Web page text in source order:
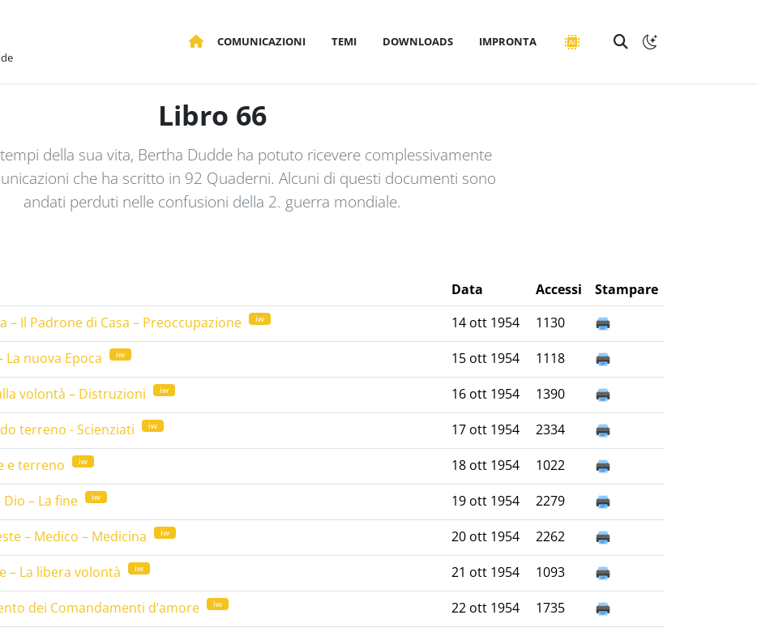
COMUNICAZIONI TEMI DOWNLOADS IMPRONTA
Libro 66
della sua vita, Bertha Dudde ha potuto ricevere complessivamente
che ha scritto in 92 Quaderni. Alcuni di questi documenti sono
andati perduti nelle confusioni della 2. guerra mondiale.
Data Accessi
Stampare
– Il Padrone di Casa – Preoccupazione iw 14 ott 1954
1130
nuova Epoca iw 15 ott 1954
1118
volontà – Distruzioni iw 16 ott 1954
1390
terreno - Scienziati iw 17 ott 1954
2334
e terreno iw 18 ott 1954
1022
– La fine iw 19 ott 1954
2279
– Medico – Medicina iw 20 ott 1954
2262
– La libera volontà iw 21 ott 1954
1093
dei Comandamenti d’amore iw 22 ott 1954
1735